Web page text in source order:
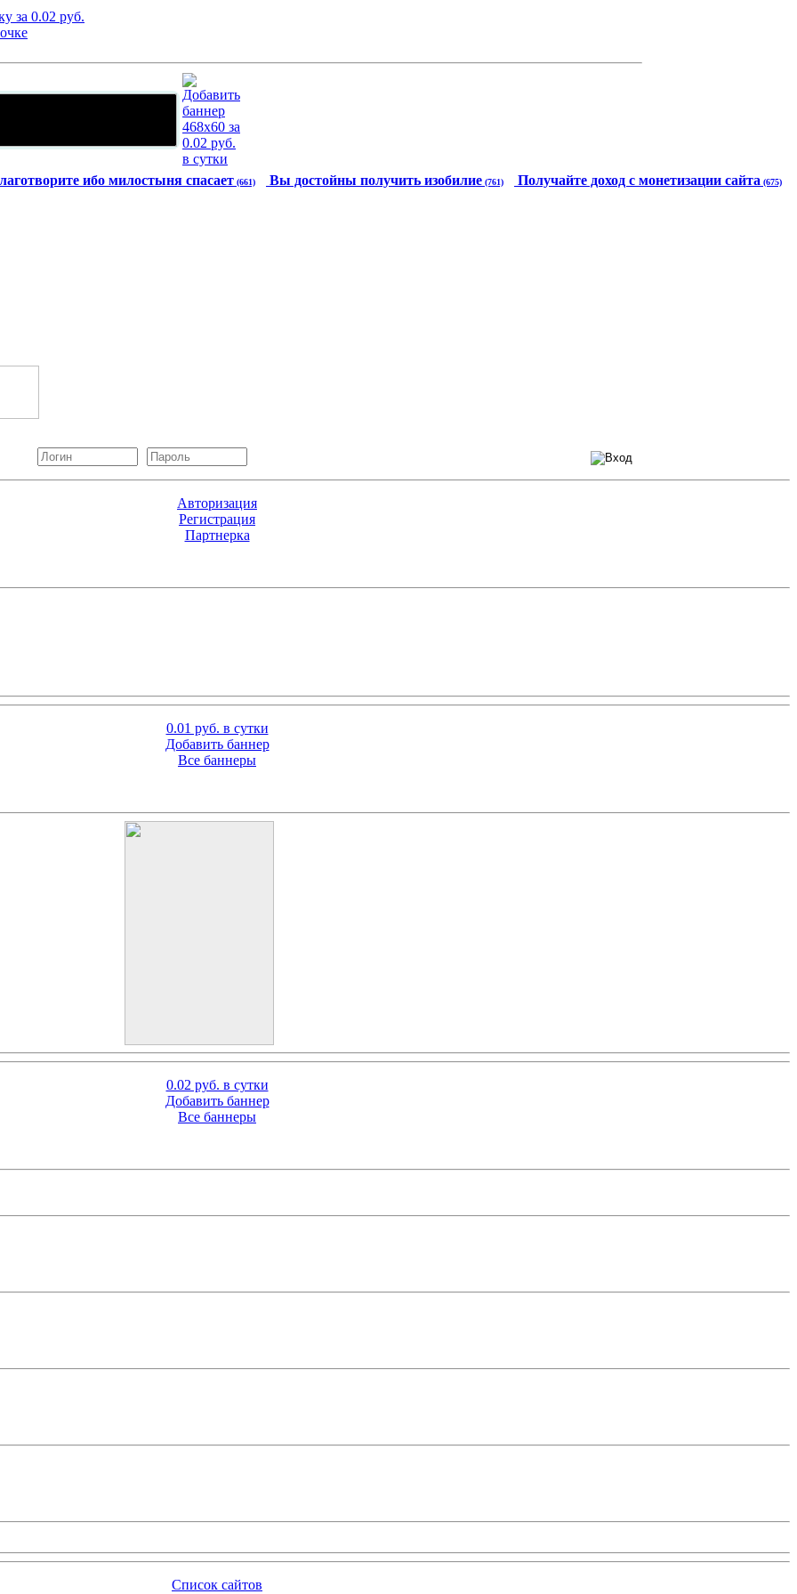
ибо милостыня спасает (661) Вы достойны получить изобилие (761) Получайте доход с монетизации сайта (675)
Авторизация
Регистрация
Партнерка
0.01 руб. в сутки
Добавить баннер
Все баннеры
0.02 руб. в сутки
Добавить баннер
Все баннеры
Список сайтов